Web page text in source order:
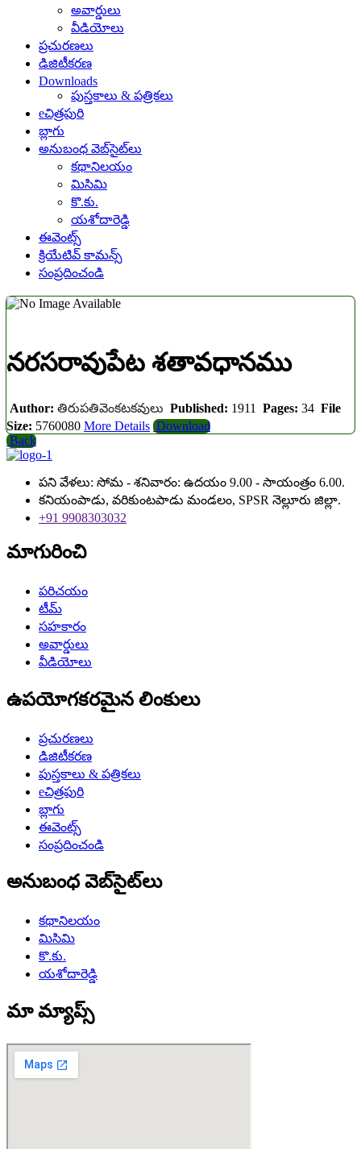
అవార్డులు
వీడియోలు
ప్రచురణలు
డిజిటీకరణ
Downloads
పుస్తకాలు & పత్రికలు
eచిత్రపురి
బ్లాగు
అనుబంధ వెబ్‌సైట్‌లు
కథానిలయం
మిసిమి
కొ.కు.
యశోదారెడ్డి
ఈవెంట్స్
క్రియేటివ్ కామన్స్
సంప్రదించండి
నరసరావుపేట శతావధానము
Author: తిరుపతివెంకటకవులు Published: 1911 Pages: 34 File
Size: 5760080 More Details Download
Back
పని వేళలు: సోమ - శనివారం: ఉదయం 9.00 - సాయంత్రం 6.00.
కనియంపాడు, వరికుంటపాడు మండలం, SPSR నెల్లూరు జిల్లా.
+91 9908303032
మాగురించి
పరిచయం
టీమ్
సహకారం
అవార్డులు
వీడియోలు
ఉపయోగకరమైన లింకులు
ప్రచురణలు
డిజిటీకరణ
పుస్తకాలు & పత్రికలు
eచిత్రపురి
బ్లాగు
ఈవెంట్స్
సంప్రదించండి
అనుబంధ వెబ్‌సైట్‌లు
కథానిలయం
మిసిమి
కొ.కు.
యశోదారెడ్డి
మా మ్యాప్స్